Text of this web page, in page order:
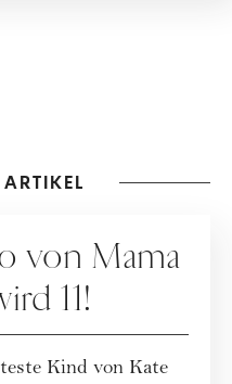
von Mama
11!
Kind von Kate